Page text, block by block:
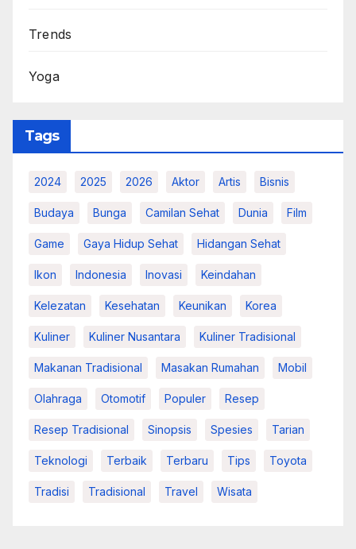
Game
Ikon Indonesia Inovasi Keindahan
Kelezatan Kesehatan Keunikan Korea
Kuliner Kuliner Nusantara Kuliner Tradisional
Makanan Tradisional Masakan Rumahan Mobil
Olahraga Otomotif Populer Resep
Resep Tradisional Sinopsis Spesies Tarian
Teknologi Terbaik Terbaru Tips Toyota
Tradisi Tradisional Travel Wisata